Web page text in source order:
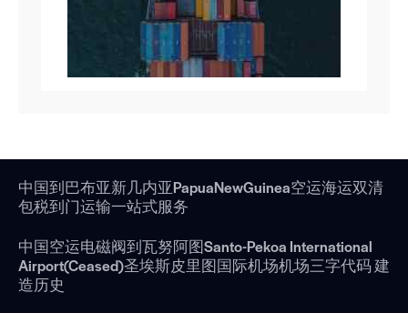
中国到巴布亚新几内亚PapuaNewGuinea空运海运双清
包税到门运输一站式服务
中国空运电磁阀到瓦努阿图Santo-Pekoa International
Airport(Ceased)圣埃斯皮里图国际机场机场三字代码 建
造历史